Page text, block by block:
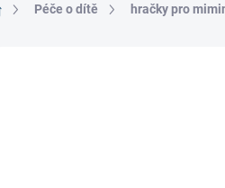
Domů Péče o dítě hračky pro